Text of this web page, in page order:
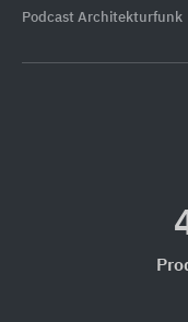
Podcast Architekturfunk